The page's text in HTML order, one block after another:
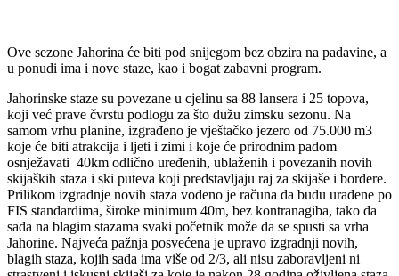
Ove sezone Jahorina će biti pod snijegom bez obzira na padavine, a
u ponudi ima i nove staze, kao i bogat zabavni program.
Jahorinske staze su povezane u cjelinu sa 88 lansera i 25 topova,
koji već prave čvrstu podlogu za što dužu zimsku sezonu. Na
samom vrhu planine, izgrađeno je vještačko jezero od 75.000 m3
koje će biti atrakcija i ljeti i zimi i koje će prirodnim padom
osnježavati 40km odlično uređenih, ublaženih i povezanih novih
skijaških staza i ski puteva koji predstavljaju raj za skijaše i bordere.
Prilikom izgradnje novih staza vođeno je računa da budu urađene po
FIS standardima, široke minimum 40m, bez kontranagiba, tako da
sada na blagim stazama svaki početnik može da se spusti sa vrha
Jahorine. Najveća pažnja posvećena je upravo izgradnji novih,
blagih staza, kojih sada ima više od 2/3, ali nisu zaboravljeni ni